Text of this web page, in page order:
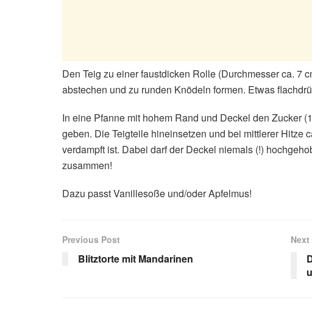
Den Teig zu einer faustdicken Rolle (Durchmesser ca. 7
abstechen und zu runden Knödeln formen. Etwas
In eine Pfanne mit hohem Rand und Deckel den Zucker
geben. Die Teigteile hineinsetzen und bei mittlerer Hitze
verdampft ist. Dabei darf der Deckel niemals (!)
zusammen!
Dazu passt Vanillesoße und/oder Apfelmus!
Previous Post
Blitztorte mit Mandarinen